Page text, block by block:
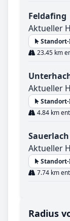
Feldafing
Aktueller
23.45 km
Aktueller
4.84 km
Sauerlach
Aktueller
7.74 km
Radius